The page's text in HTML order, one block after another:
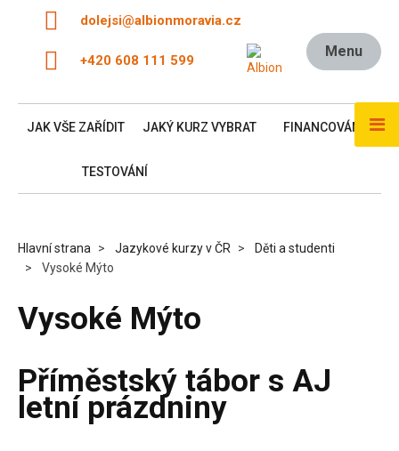
dolejsi@albionmoravia.cz
+420 608 111 599
Menu
JAK VŠE ZAŘÍDIT JAKÝ KURZ VYBRAT FINANCOVÁNÍ
TESTOVÁNÍ
Hlavní strana Jazykové kurzy v ČR
Děti a studenti
Vysoké Mýto
Vysoké Mýto
Příměstský tábor s AJ
letní prázdniny